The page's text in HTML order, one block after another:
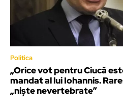
Politica
„Orice vot pentru Ciucă
mandat al lui Iohannis.
„niște nevertebrate”